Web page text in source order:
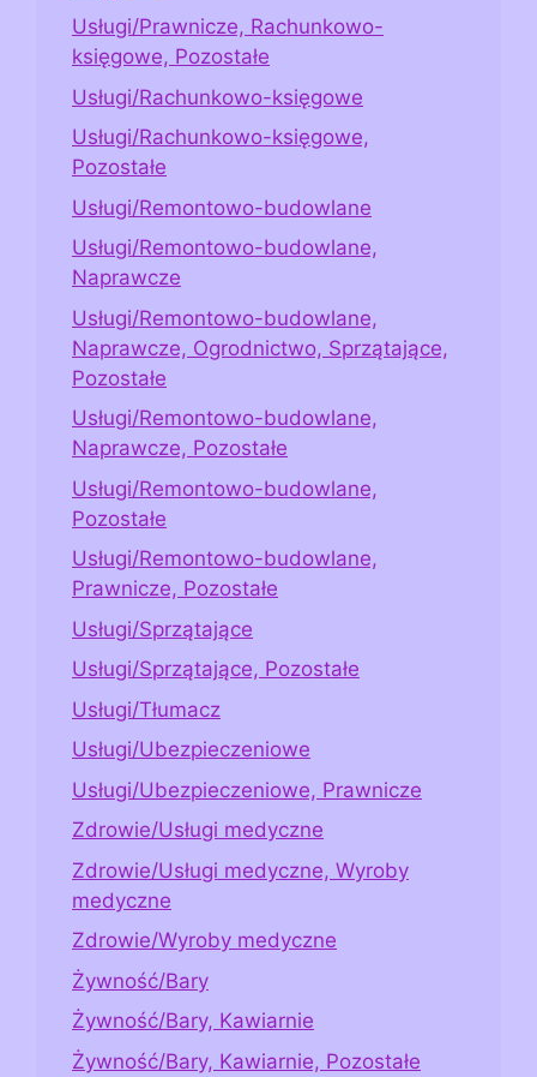
Usługi/Prawnicze, Rachunkowo-
księgowe, Pozostałe
Usługi/Rachunkowo-księgowe
Usługi/Rachunkowo-księgowe,
Pozostałe
Usługi/Remontowo-budowlane
Usługi/Remontowo-budowlane,
Naprawcze
Usługi/Remontowo-budowlane,
Naprawcze, Ogrodnictwo, Sprzątające,
Pozostałe
Usługi/Remontowo-budowlane,
Naprawcze, Pozostałe
Usługi/Remontowo-budowlane,
Pozostałe
Usługi/Remontowo-budowlane,
Prawnicze, Pozostałe
Usługi/Sprzątające
Usługi/Sprzątające, Pozostałe
Usługi/Tłumacz
Usługi/Ubezpieczeniowe
Usługi/Ubezpieczeniowe, Prawnicze
Zdrowie/Usługi medyczne
Zdrowie/Usługi medyczne, Wyroby
medyczne
Zdrowie/Wyroby medyczne
Żywność/Bary
Żywność/Bary, Kawiarnie
Żywność/Bary, Kawiarnie, Pozostałe